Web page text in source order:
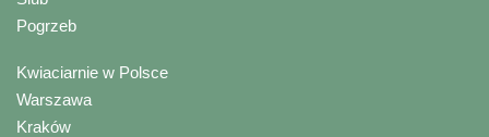
Pogrzeb
Kwiaciarnie w Polsce
Warszawa
Kraków